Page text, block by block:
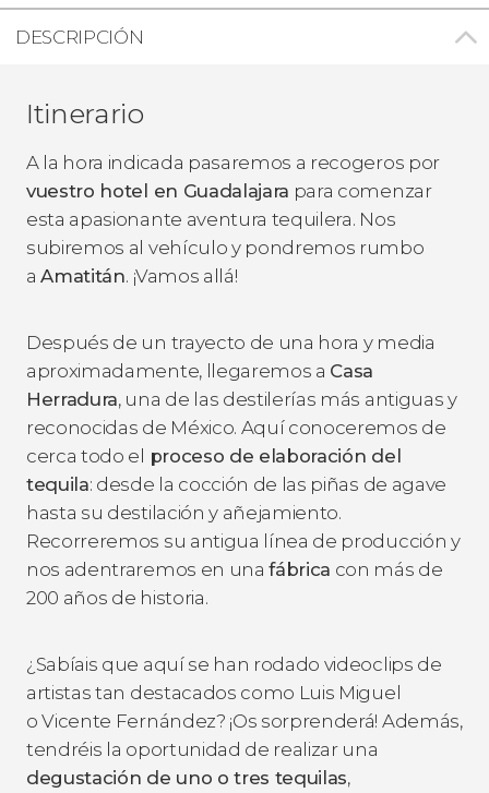
DESCRIPCIÓN
Itinerario
A la hora indicada pasaremos a recogeros por
vuestro hotel en Guadalajara para comenzar
esta apasionante aventura tequilera. Nos
subiremos al vehículo y pondremos rumbo
aAmatitán. ¡Vamos allá!
Después de un trayecto de una hora y media
aproximadamente, llegaremos a Casa
Herradura, una de las destilerías más antiguas y
reconocidas de México. Aquí conoceremos de
cerca todo el proceso de elaboración del
tequila: desde la cocción de las piñas de agave
hasta su destilación y añejamiento.
Recorreremos su antigua línea de producción y
nos adentraremos en unafábrica con más de
200 años de historia.
¿Sabíais que aquí se han rodado videoclips de
artistas tan destacados como Luis Miguel
o Vicente Fernández? ¡Os sorprenderá! Además,
tendréis la oportunidad de realizar una
degustación de uno o tres tequilas,